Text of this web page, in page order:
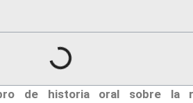
de historia oral sobre la